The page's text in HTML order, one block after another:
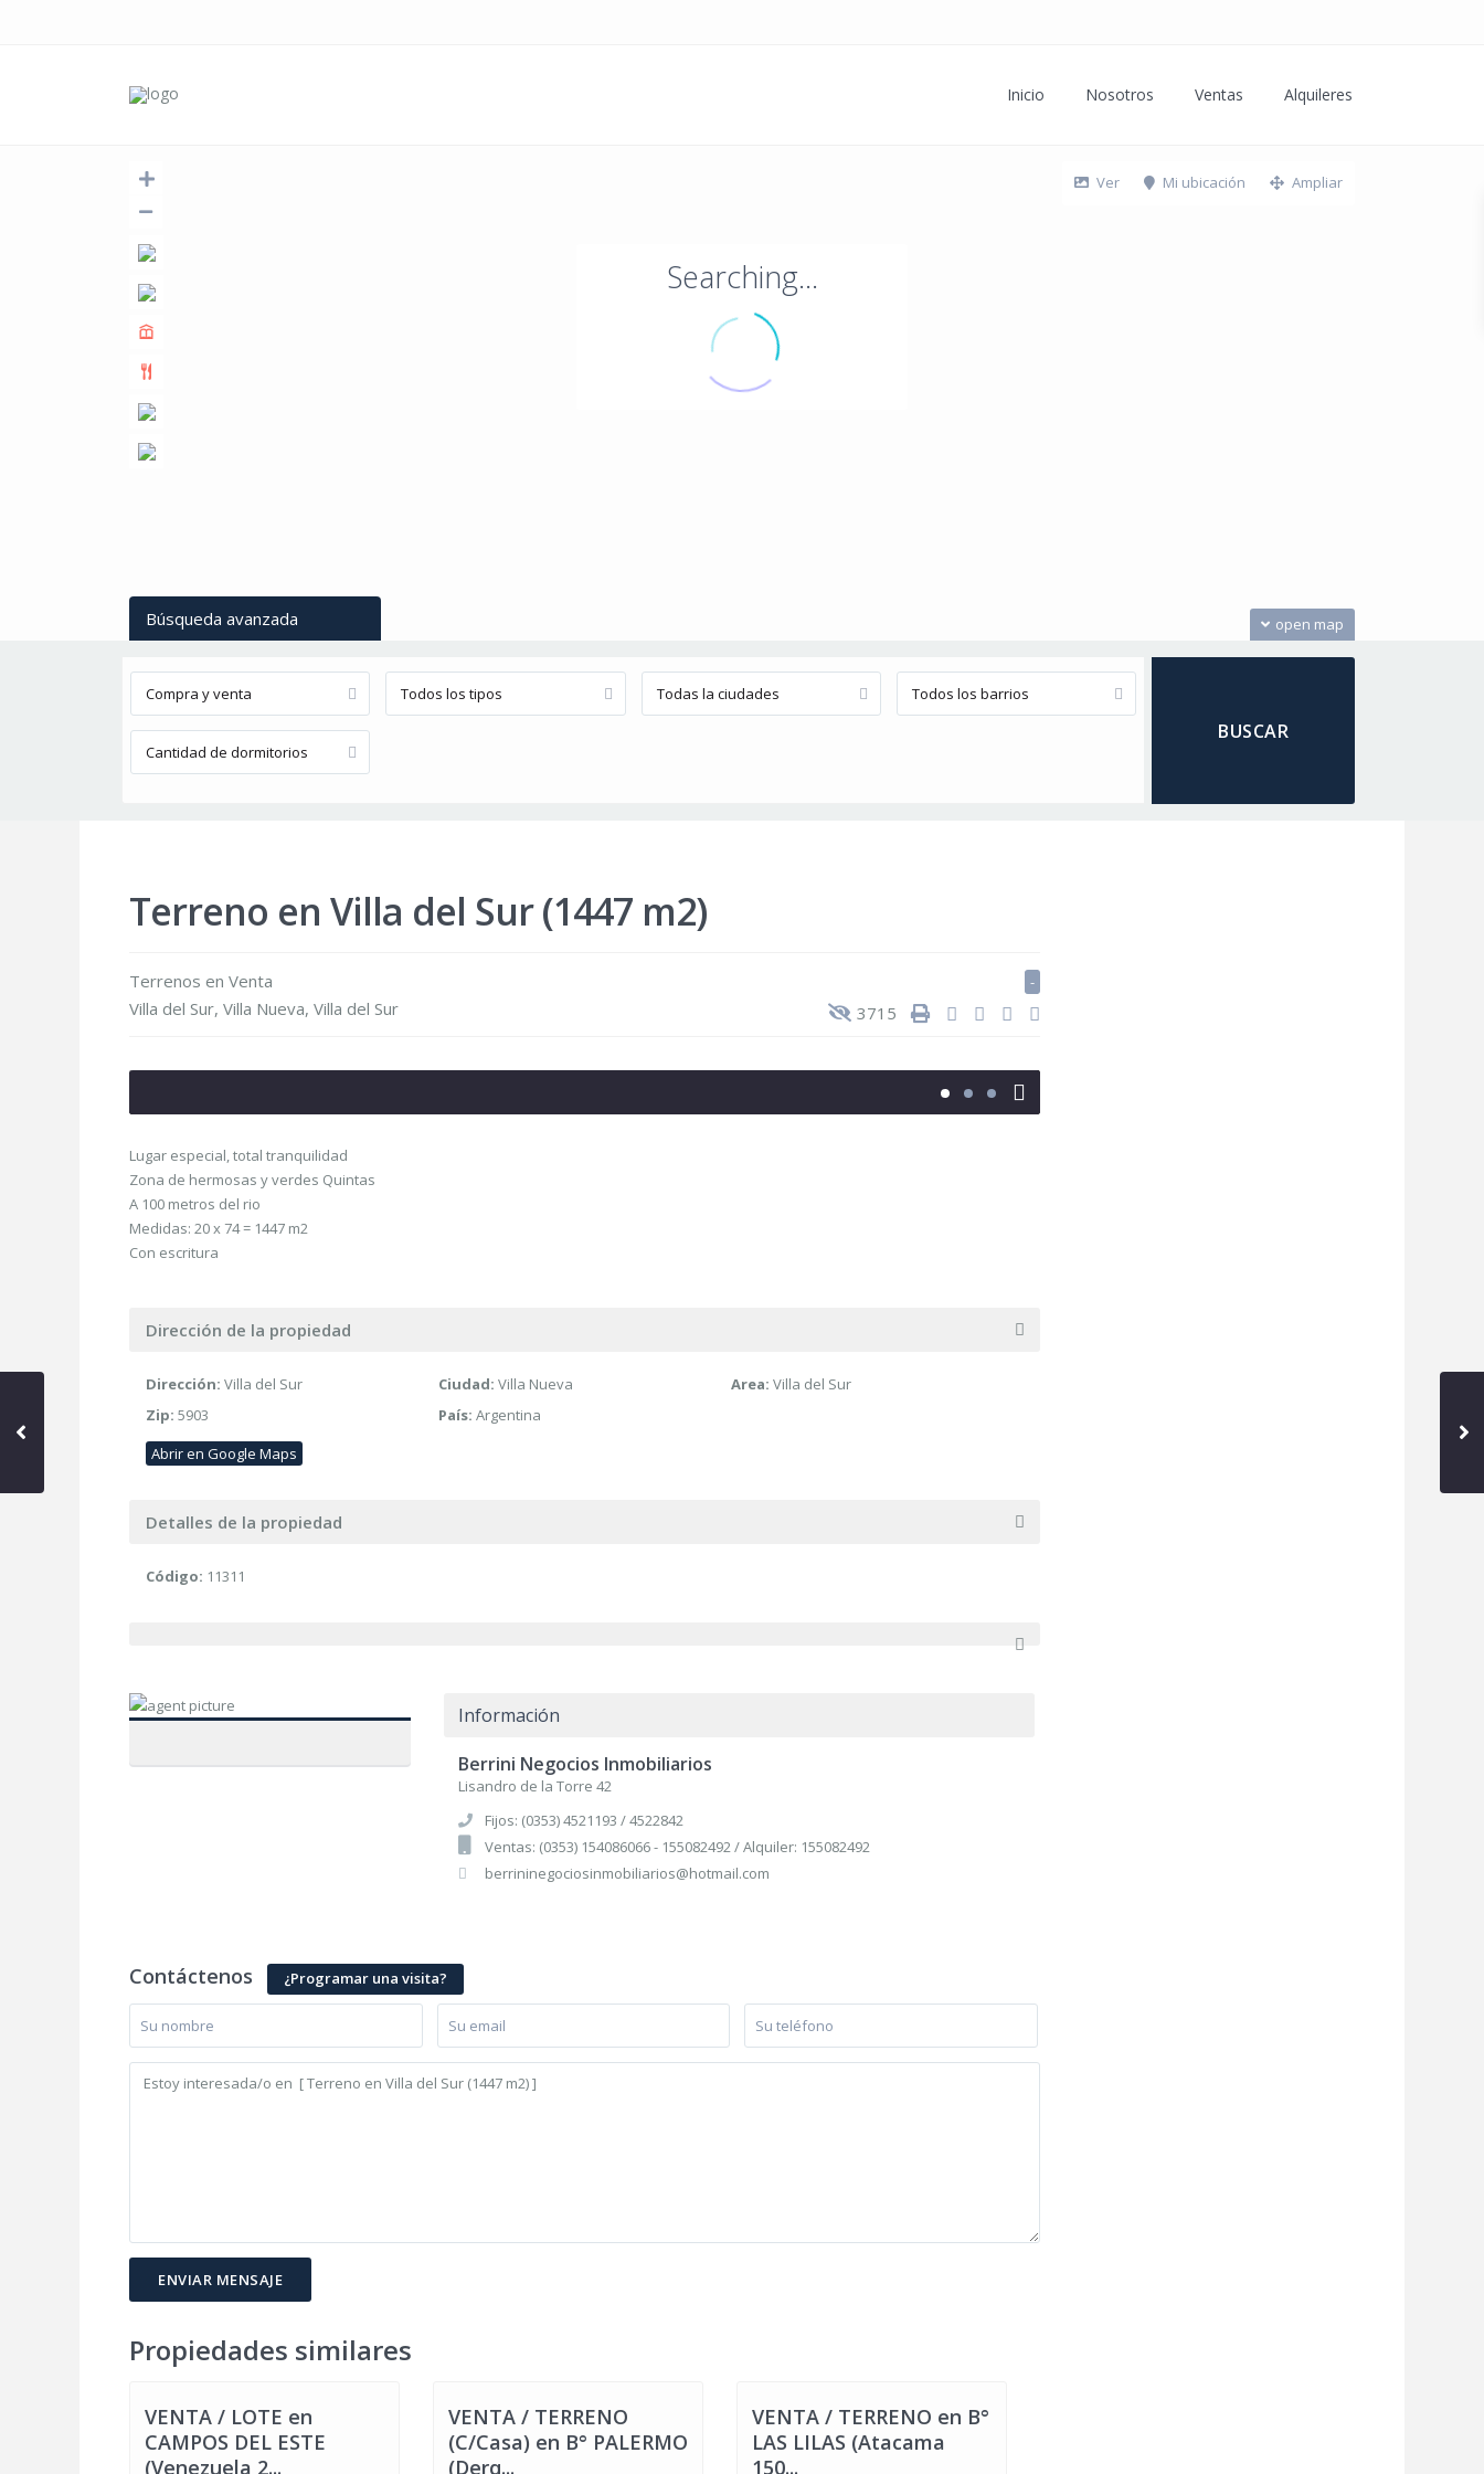
Inicio Nosotros Ventas Alquileres
Searching...
open map
Ver Mi ubicación Ampliar
Búsqueda avanzada
Compra y venta Todos los tipos Todas la ciudades Todos los barrios
Cantidad de dormitorios
Terreno en Villa del Sur (1447 m2)
Terrenos en Venta
Villa del Sur, Villa Nueva, Villa del Sur
-
3715
Lugar especial, total tranquilidad
Zona de hermosas y verdes Quintas
A 100 metros del rio
Medidas: 20 x 74 = 1447 m2
Con escritura
Dirección de la propiedad
Dirección: Villa del Sur Ciudad: Villa Nueva Area: Villa del Sur
Zip: 5903 País: Argentina
Abrir en Google Maps
Detalles de la propiedad
Código: 11311
Información
Berrini Negocios Inmobiliarios
Lisandro de la Torre 42
Fijos: (0353) 4521193 / 4522842
Ventas: (0353) 154086066 - 155082492 / Alquiler: 155082492
berrininegociosinmobiliarios@hotmail.com
Contáctenos ¿Programar una visita?
Propiedades similares
del Este
Villa María
VENTA / LOTE en
CAMPOS DEL ESTE
(Venezuela 2...
5
VENTA / TERRENO
(C/Casa) en B° PALERMO
(Derq...
VENTA / TERRENO en B°
LAS LILAS (Atacama
150...